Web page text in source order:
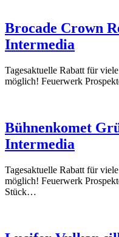
Brocade Crown
Intermedia
Tagesaktuelle Rabatt für
möglich! Feuerwerk
Bühnenkomet
Intermedia
Tagesaktuelle Rabatt für
möglich! Feuerwerk
Stück…